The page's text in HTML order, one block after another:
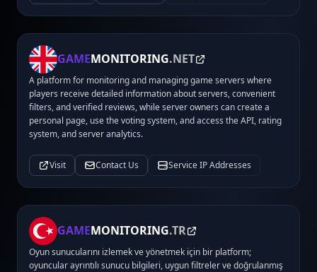
GAMEMONITORING.NET
A platform for monitoring and managing game servers where
players receive detailed information about servers, convenient
filters, and verified reviews, while server owners can create a
personal page, use the voting system, and access the API, rating
system, and server analytics.
Visit Contact Us Service IP Addresses
GAMEMONITORING.TR
Oyun sunucularını izlemek ve yönetmek için bir platform;
oyuncular ayrıntılı sunucu bilgileri, uygun filtreler ve doğrulanmış